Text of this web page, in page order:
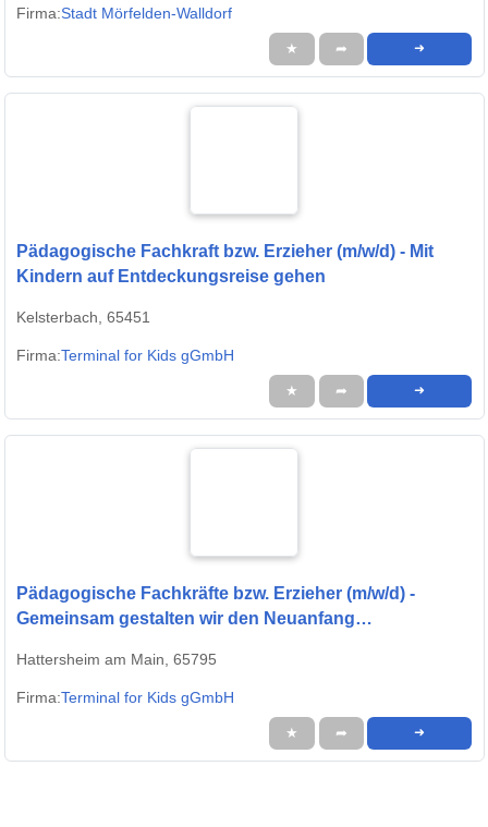
Firma:Stadt Mörfelden-Walldorf
★ ➦ ➜
Pädagogische Fachkraft bzw. Erzieher (m/w/d) - Mit
Kindern auf Entdeckungsreise gehen
Kelsterbach, 65451
Firma:Terminal for Kids gGmbH
★ ➦ ➜
Pädagogische Fachkräfte bzw. Erzieher (m/w/d) -
Gemeinsam gestalten wir den Neuanfang
Hattersheim am Main, 65795
Firma:Terminal for Kids gGmbH
★ ➦ ➜